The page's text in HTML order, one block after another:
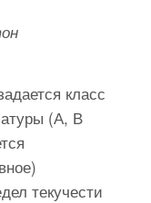
класс
(А, В
текучести